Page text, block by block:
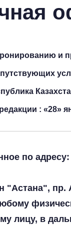
и
: «28»
по адресу:
"Астана",
лицу, в